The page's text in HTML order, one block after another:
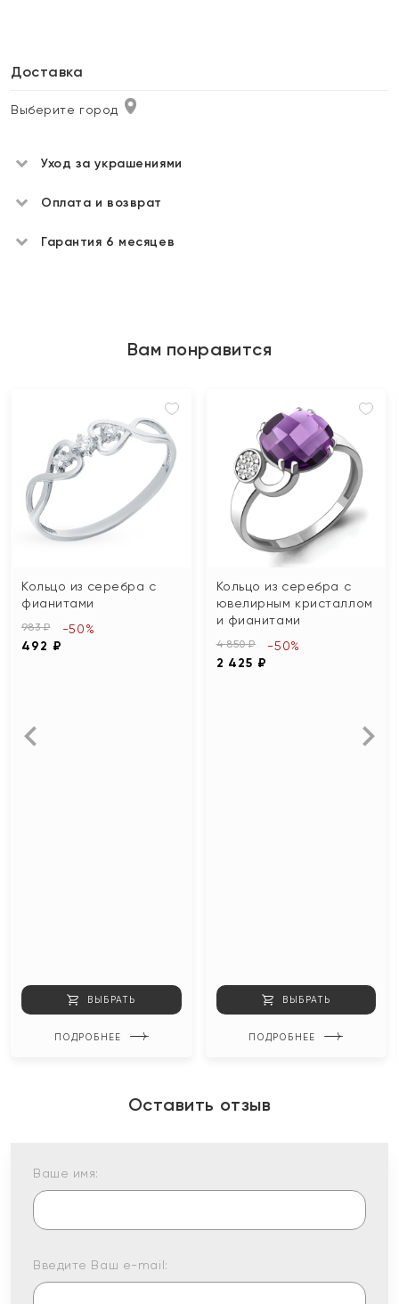
Доставка
Выберите город
Уход за украшениями
Оплата и возврат
Гарантия 6 месяцев
Вам понравится
Кольцо из серебра с
фианитами
983 ₽
492 ₽
-50%
ВЫБРАТЬ
ПОДРОБНЕЕ
Кольцо из серебра с
ювелирным кристаллом
и фианитами
4 850 ₽
2 425 ₽
-50%
ВЫБРАТЬ
ПОДРОБНЕЕ
Оставить отзыв
Ваше имя:
Введите Ваш e-mail: